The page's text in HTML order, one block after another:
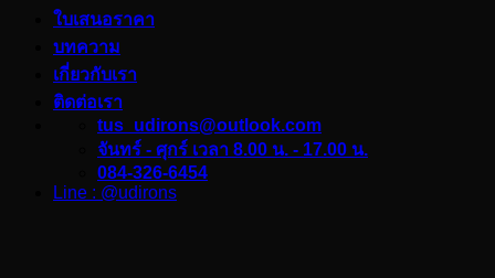
ใบเสนอราคา
บทความ
เกี่ยวกับเรา
ติดต่อเรา
tus_udirons@outlook.com
จันทร์ - ศุกร์ เวลา 8.00 น. - 17.00 น.
084-326-6454
Line : @udirons